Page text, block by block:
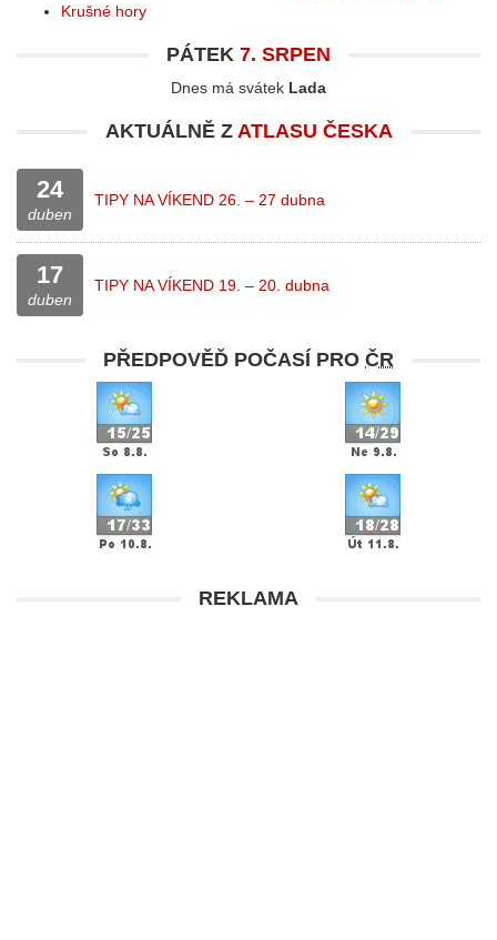
Krušné hory
PÁTEK 7. SRPEN
Dnes má svátek Lada
AKTUÁLNĚ Z ATLASU ČESKA
24
duben
TIPY NA VÍKEND 26. – 27 dubna
17
duben
TIPY NA VÍKEND 19. – 20. dubna
PŘEDPOVĚĎ POČASÍ PRO ČR
REKLAMA